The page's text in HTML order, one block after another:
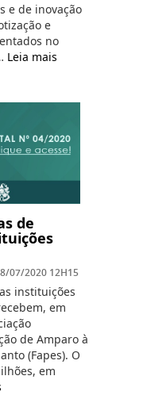
e de inovação
e
no
Leia mais
de
07/2020 12H15
instituições
em
de Amparo à
(Fapes). O
em